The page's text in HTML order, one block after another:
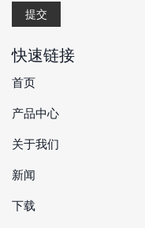
提交
快速链接
首页
产品中心
关于我们
新闻
下载